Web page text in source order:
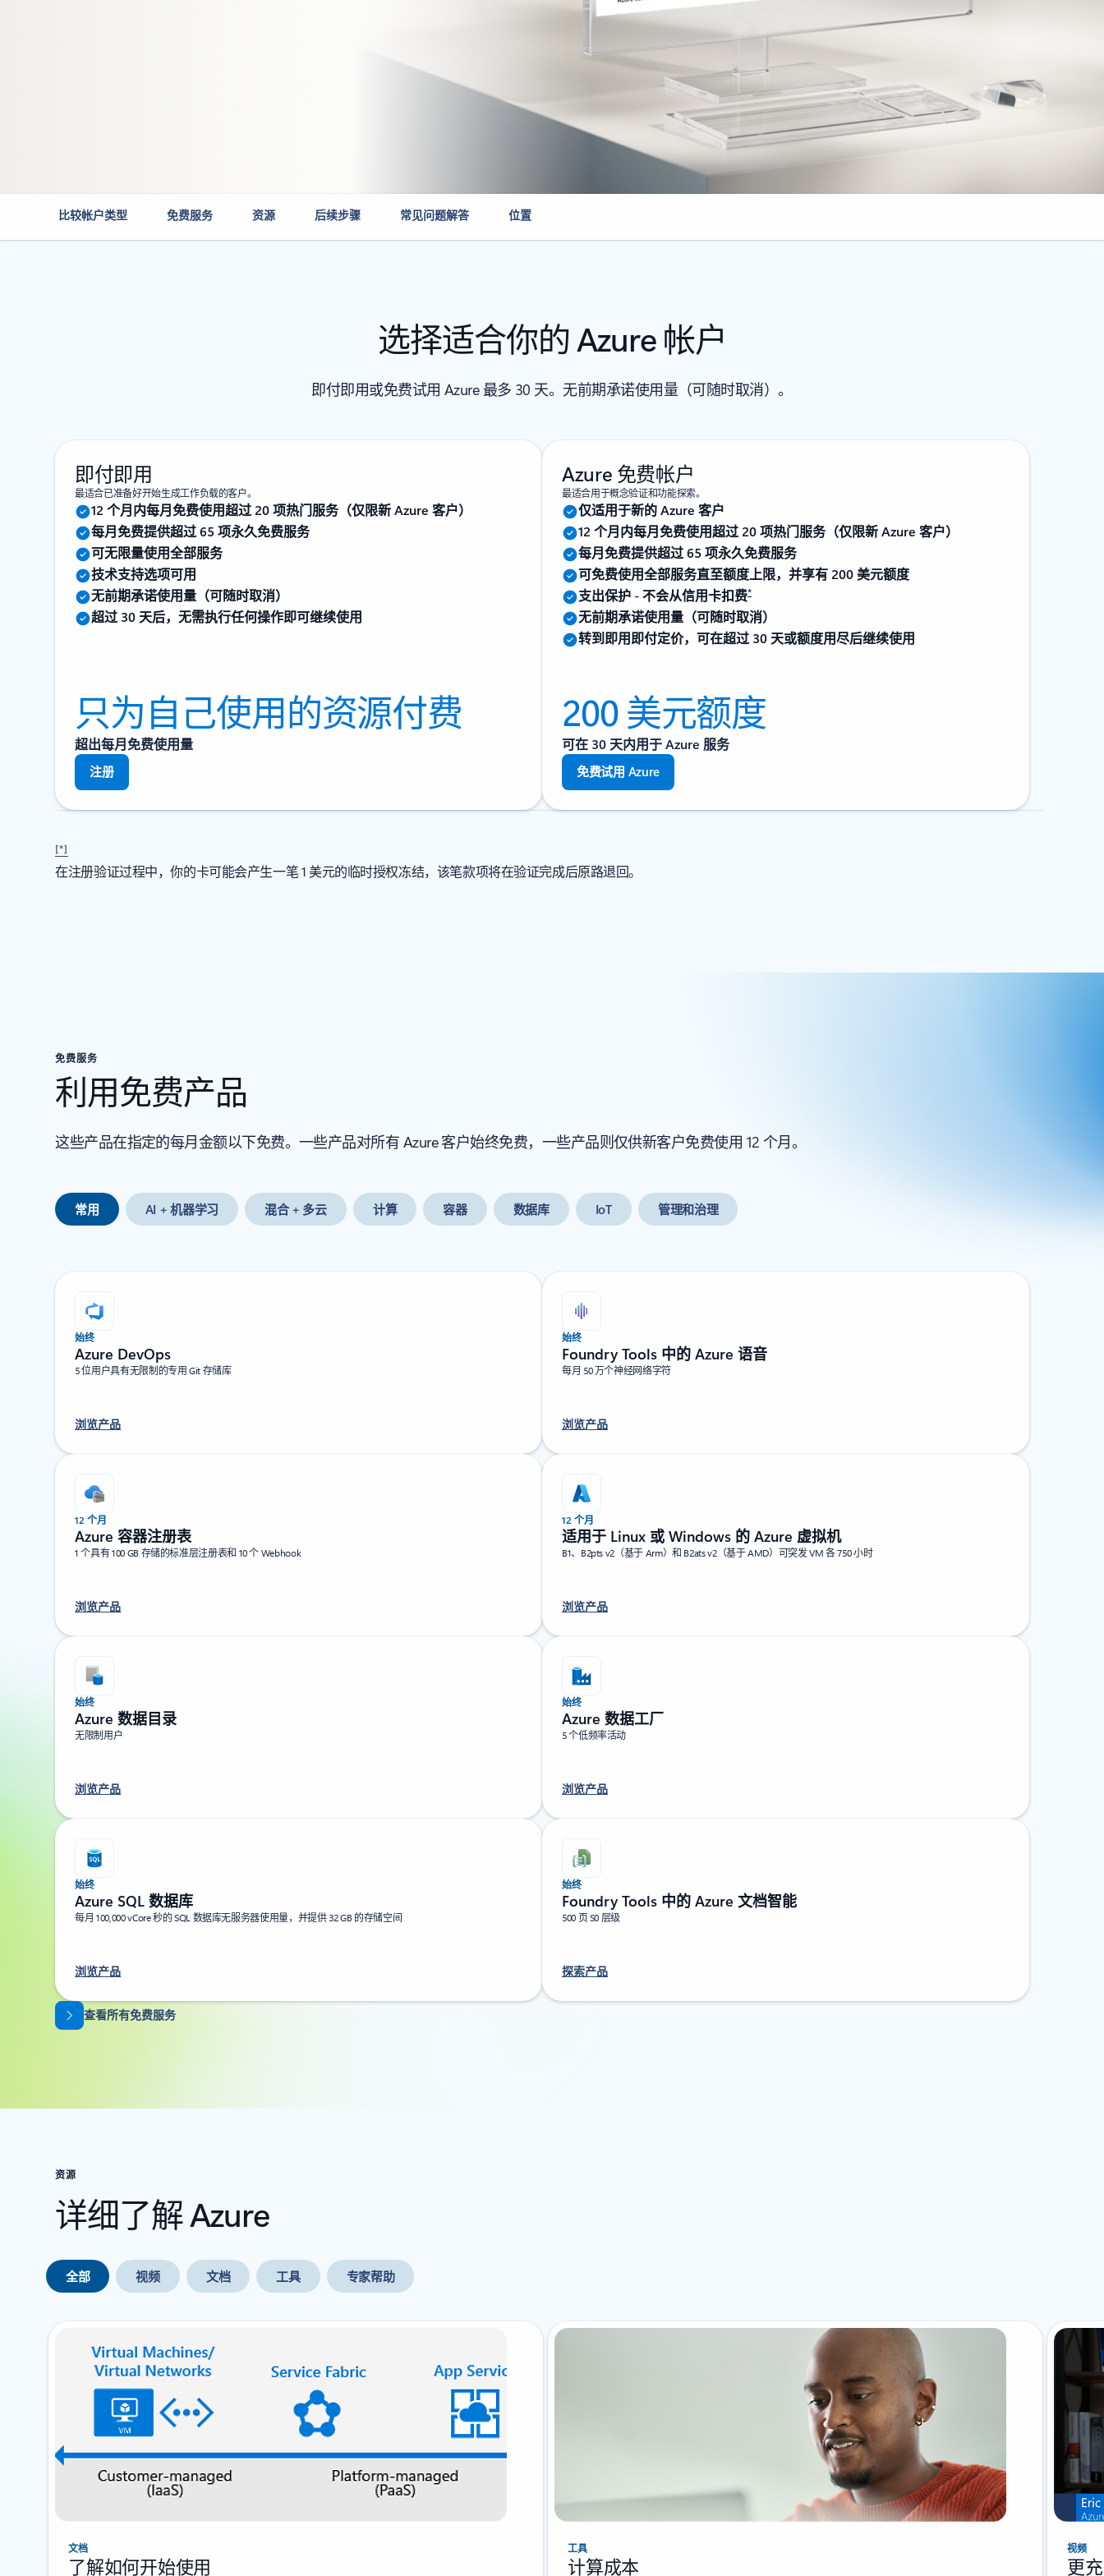
比较帐户类型 免费服务 资源 后续步骤 常见问题解答 位置
选择适合你的 Azure 帐户
即付即用或免费试用 Azure 最多 30 天。无前期承诺使用量（可随时取消）。
即付即用
最适合已准备好开始生成工作负载的客户。
12 个月内每月免费使用超过 20 项热门服务（仅限新 Azure 客户）
每月免费提供超过 65 项永久免费服务
可无限量使用全部服务
技术支持选项可用
无前期承诺使用量（可随时取消）
超过 30 天后，无需执行任何操作即可继续使用
只为自己使用的资源付费
超出每月免费使用量
注册
Azure 免费帐户
最适合用于概念验证和功能探索。
仅适用于新的 Azure 客户
12 个月内每月免费使用超过 20 项热门服务（仅限新 Azure 客户）
每月免费提供超过 65 项永久免费服务
可免费使用全部服务直至额度上限，并享有 200 美元额度
支出保护 - 不会从信用卡扣费*
无前期承诺使用量（可随时取消）
转到即用即付定价，可在超过 30 天或额度用尽后继续使用
200 美元额度
可在 30 天内用于 Azure 服务
免费试用 Azure
[*]
在注册验证过程中，你的卡可能会产生一笔 1 美元的临时授权冻结，该笔款项将在验证完成后原路退回。
免费服务
利用免费产品
这些产品在指定的每月金额以下免费。一些产品对所有 Azure 客户始终免费，一些产品则仅供新客户免费使用 12 个月。
常用 AI + 机器学习 混合 + 多云 计算 容器 数据库 IoT 管理和治理
始终
Azure DevOps
5 位用户具有无限制的专用 Git 存储库
浏览产品
始终
Foundry Tools 中的 Azure 语音
每月 50 万个神经网络字符
浏览产品
12 个月
Azure 容器注册表
1 个具有 100 GB 存储的标准层注册表和 10 个 Webhook
浏览产品
12 个月
适用于 Linux 或 Windows 的 Azure 虚拟机
B1、B2pts v2（基于 Arm）和 B2ats v2（基于 AMD）可突发 VM 各 750 小时
浏览产品
始终
Azure 数据目录
无限制用户
浏览产品
始终
Azure 数据工厂
5 个低频率活动
浏览产品
始终
Azure SQL 数据库
每月 100,000 vCore 秒的 SQL 数据库无服务器使用量，并提供 32 GB 的存储空间
浏览产品
始终
Foundry Tools 中的 Azure 文档智能
500 页 S0 层级
探索产品
返回标签页查看所有免费服务
资源
详细了解 Azure
全部 视频 文档 工具 专家帮助
下一张幻灯片
文档
了解如何开始使用
工具
计算成本
视频
更